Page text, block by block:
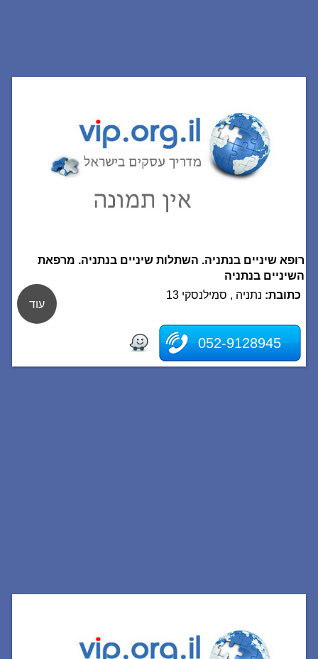
רופא שיניים בנתניה. השתלות שיניים בנתניה. מרפאת
השיניים בנתניה
כתובת: נתניה , סמילנסקי 13
052-9128945
עוד